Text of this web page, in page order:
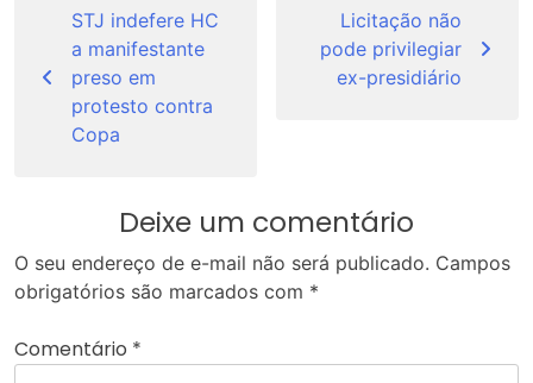
Post
STJ indefere HC
a manifestante
preso em
protesto contra
Copa
Licitação não
pode privilegiar
ex-presidiário
Deixe um comentário
O seu endereço de e-mail não será publicado. Campos
obrigatórios são marcados com *
Comentário *